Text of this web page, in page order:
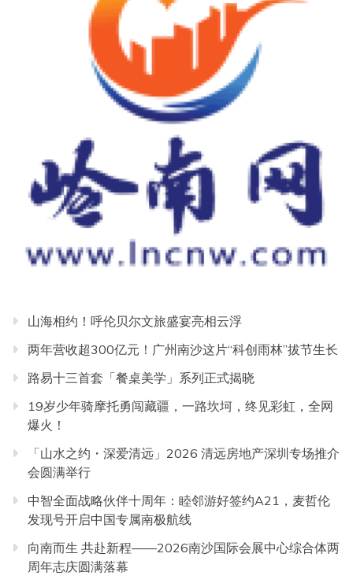
山海相约！呼伦贝尔文旅盛宴亮相云浮
两年营收超300亿元！广州南沙这片“科创雨林”拔节生长
路易十三首套「餐桌美学」系列正式揭晓
19岁少年骑摩托勇闯藏疆，一路坎坷，终见彩虹，全网
爆火！
「山水之约・深爱清远」2026 清远房地产深圳专场推介
会圆满举行
中智全面战略伙伴十周年：睦邻游好签约A21，麦哲伦
发现号开启中国专属南极航线
向南而生 共赴新程——2026南沙国际会展中心综合体两
周年志庆圆满落幕